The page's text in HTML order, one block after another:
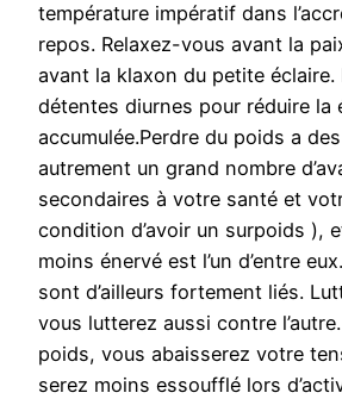
température impératif dans
repos. Relaxez-vous avant la
avant la klaxon du petite éclaire.
détentes diurnes pour réduire la
accumulée.Perdre du poids a
autrement un grand nombre
secondaires à votre santé et
condition d’avoir un surpoids ),
moins énervé est l’un d’entre
sont d’ailleurs fortement liés.
vous lutterez aussi contre
poids, vous abaisserez votre
serez moins essoufflé lors